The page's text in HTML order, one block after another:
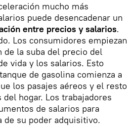
mucho más
puede desencadenar un
entre precios y salarios.
Los consumidores empiezan
de la suba del precio del
vida y los salarios. Esto
de gasolina comienza a
los pasajes aéreos y el resto
hogar. Los trabajadores
de salarios para
de su poder adquisitivo.